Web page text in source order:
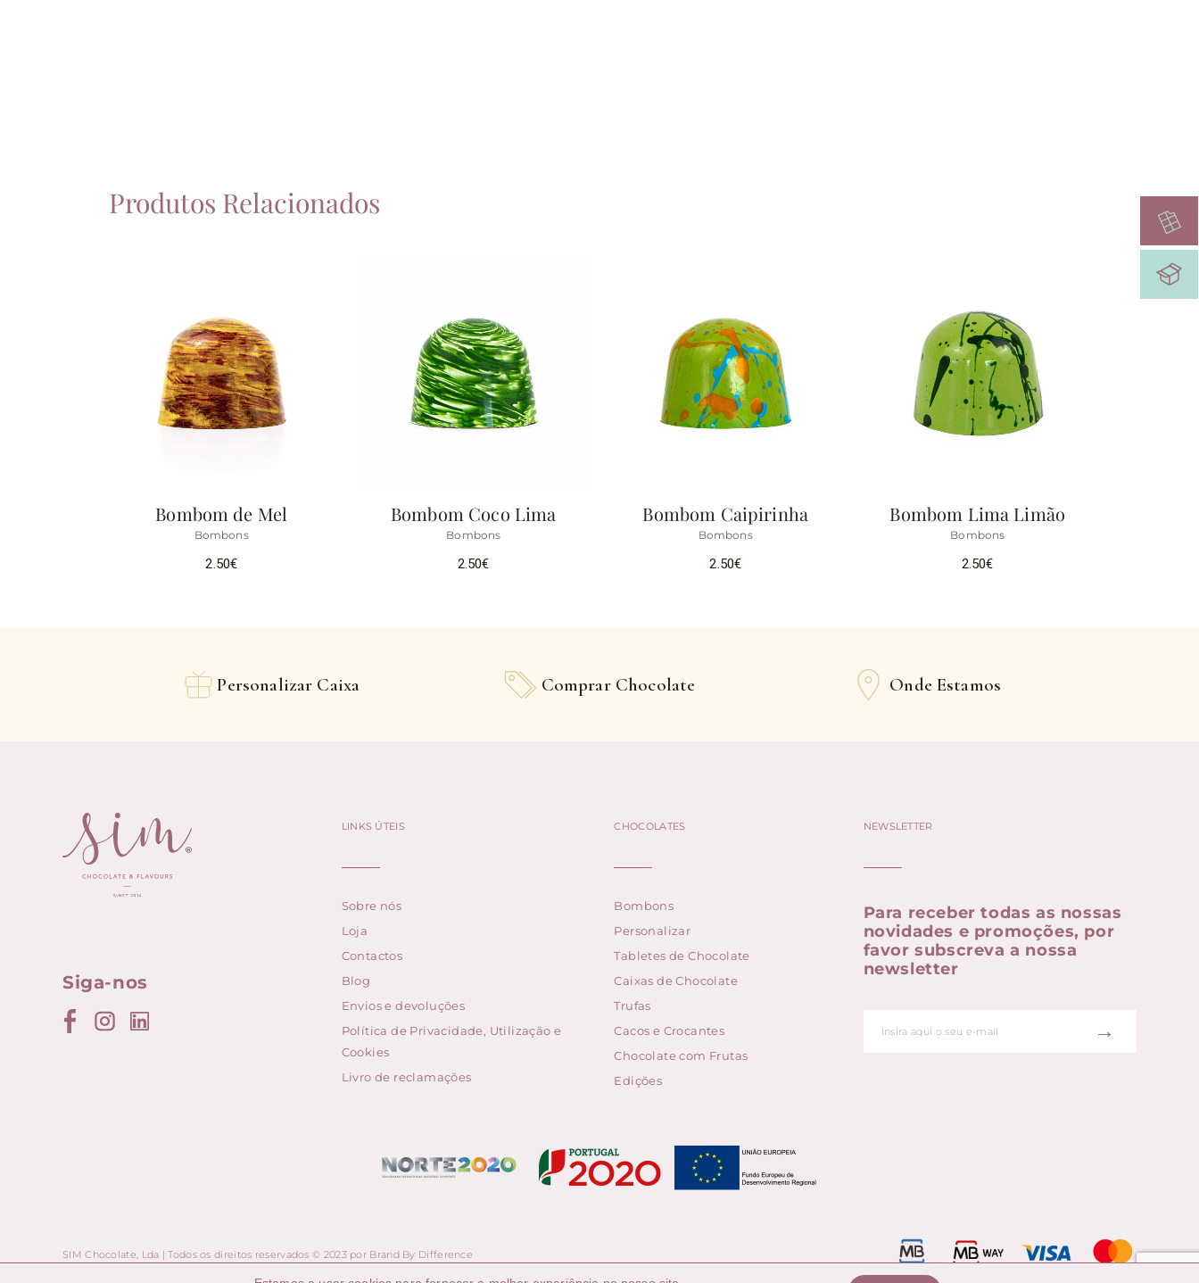
Produtos Relacionados
Bombom de Mel
Bombons
2.50€
Bombom Coco Lima
Bombons
2.50€
Bombom Caipirinha
Bombons
2.50€
Bombom Lima Limão
Bombons
2.50€
Personalizar Caixa Comprar Chocolate Onde Estamos
Siga-nos
LINKS ÚTEIS
Sobre nós
Loja
Contactos
Blog
Envios e devoluções
Política de Privacidade, Utilização e
Cookies
Livro de reclamações
CHOCOLATES
Bombons
Personalizar
Tabletes de Chocolate
Caixas de Chocolate
Trufas
Cacos e Crocantes
Chocolate com Frutas
Edições
NEWSLETTER
Para receber todas as nossas
novidades e promoções, por
favor subscreva a nossa
newsletter
→
SIM Chocolate, Lda | Todos os direitos reservados © 2023 por Brand By Difference